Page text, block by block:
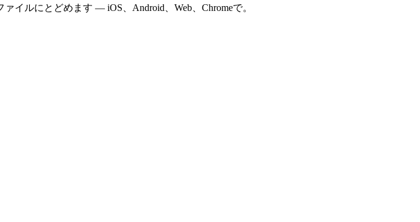
イルにとどめます — iOS、Android、Web、Chromeで。